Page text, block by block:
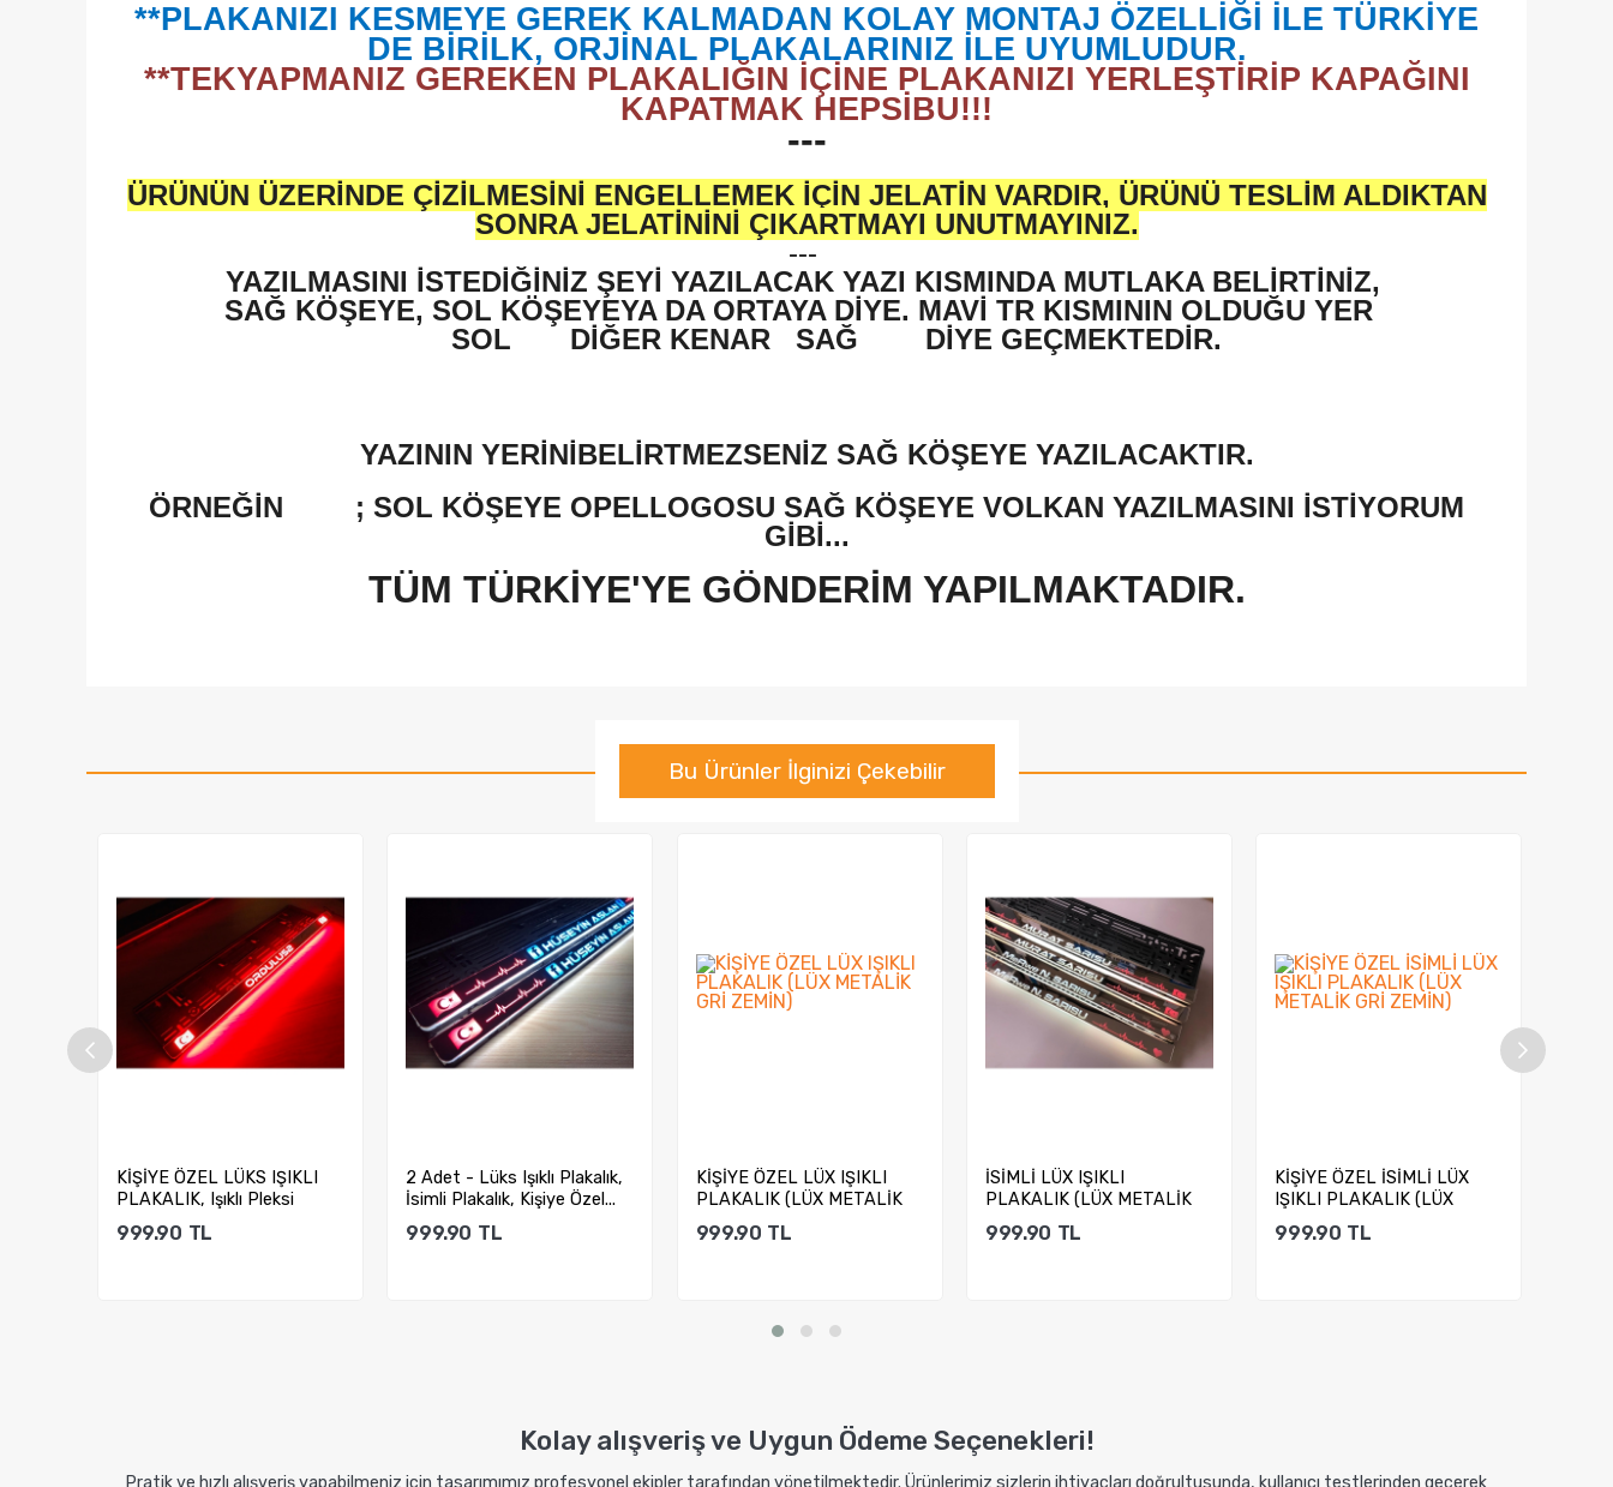
**PLAKANIZI KESMEYE GEREK KALMADAN KOLAY MONTAJ ÖZELLİĞİ İLE TÜRKİYE
DE BİRİLK, ORJİNAL PLAKALARINIZ İLE UYUMLUDUR.
**TEKYAPMANIZ GEREKEN PLAKALIĞIN İÇİNE PLAKANIZI YERLEŞTİRİP KAPAĞINI
KAPATMAK HEPSİBU!!!
---
ÜRÜNÜN ÜZERİNDE ÇİZİLMESİNİ ENGELLEMEK İÇİN JELATİN VARDIR, ÜRÜNÜ TESLİM ALDIKTAN
SONRA JELATİNİNİ ÇIKARTMAYI UNUTMAYINIZ.
---
YAZILMASINI İSTEDİĞİNİZ ŞEYİ YAZILACAK YAZI KISMINDA MUTLAKA BELİRTİNİZ,
SAĞ KÖŞEYE, SOL KÖŞEYEYA DA ORTAYA DİYE. MAVİ TR KISMININ OLDUĞU YER
SOL
DİĞER KENAR SAĞ DİYE GEÇMEKTEDİR.
YAZININ YERİNİBELİRTMEZSENİZ SAĞ KÖŞEYE YAZILACAKTIR.
ÖRNEĞİN
; SOL KÖŞEYE OPELLOGOSU SAĞ KÖŞEYE VOLKAN YAZILMASINI İSTİYORUM
GİBİ...
TÜM TÜRKİYE'YE GÖNDERİM YAPILMAKTADIR.
Bu Ürünler İlginizi Çekebilir
KİŞİYE ÖZEL LÜKS IŞIKLI
PLAKALIK, Işıklı Pleksi
Plakalık...
999.90 TL
2 Adet - Lüks Işıklı Plakalık,
İsimli Plakalık, Kişiye Özel...
999.90 TL
KİŞİYE ÖZEL LÜX IŞIKLI
PLAKALIK (LÜX METALİK
GRİ ZEMİN)...
999.90 TL
İSİMLİ LÜX IŞIKLI
PLAKALIK (LÜX METALİK
GRİ ZEMİN) VİDEOLU ...
999.90 TL
KİŞİYE ÖZEL İSİMLİ LÜX
IŞIKLI PLAKALIK (LÜX
METALİK GRİ ZEM...
999.90 TL
Kolay alışveriş ve Uygun Ödeme Seçenekleri!
Pratik ve hızlı alışveriş yapabilmeniz için tasarımımız profesyonel ekipler tarafından yönetilmektedir. Ürünlerimiz sizlerin ihtiyaçları doğrultusunda, kullanıcı testlerinden geçerek